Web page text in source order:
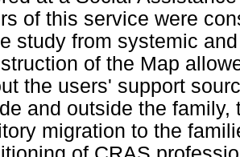
of this service were
study from systemic
of the Map
the users' support
and outside the
migration to the